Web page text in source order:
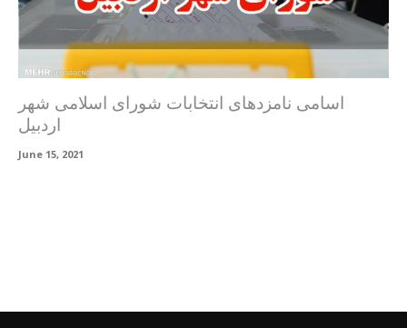
اسامی نامزدهای انتخابات شورای اسلامی شهر
اردبیل
June 15, 2021